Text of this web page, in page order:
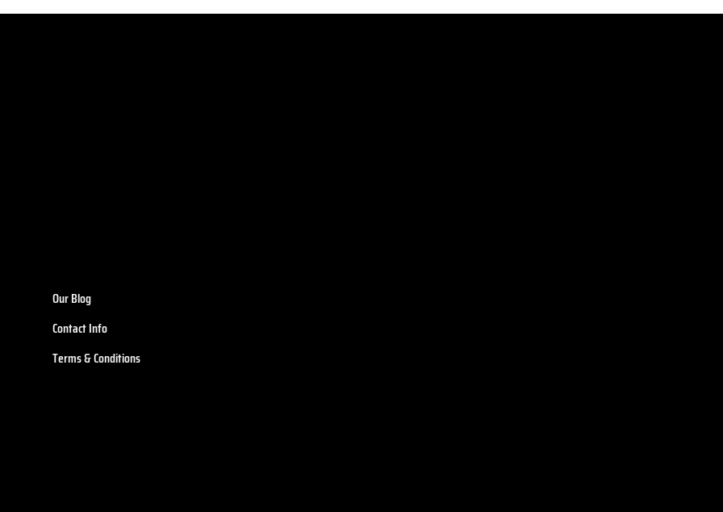
Our Blog
Contact Info
Terms & Conditions